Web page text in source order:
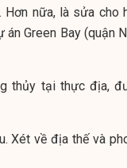
nữa, là sửa cho
Green Bay (quận
thủy tại thực địa,
Xét về địa thế và